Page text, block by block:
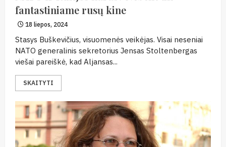
fantastiniame rusų kine
18 liepos, 2024
Stasys Buškevičius, visuomenės veikėjas. Visai neseniai
NATO generalinis sekretorius Jensas Stoltenbergas
viešai pareiškė, kad Aljansas...
SKAITYTI